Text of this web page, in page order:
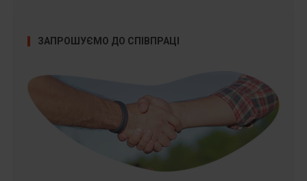
ЗАПРОШУЄМО ДО СПІВПРАЦІ